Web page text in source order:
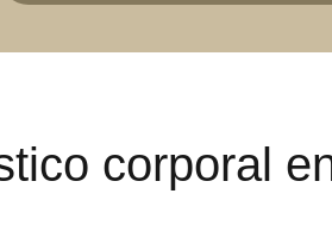
corporal